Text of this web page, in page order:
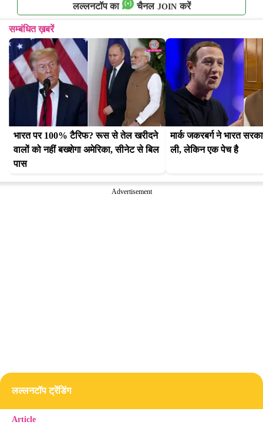
लल्लनटॉप का चैनल JOIN करें
सम्बंधित ख़बरें
भारत पर 100% टैरिफ? रूस से तेल खरीदने
वालों को नहीं बख्शेगा अमेरिका, सीनेट से बिल
पास
मार्क जकरबर्ग ने भारत
ली, लेकिन एक पेच है
Advertisement
लल्लनटॉप ट्रेंडिंग
Article